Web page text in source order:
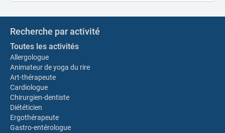
Recherche par activité
Toutes les activités
Allergologue
Animateur de yoga du rire
Art-thérapeute
Cardiologue
Chirurgien-dentiste
Diététicien
Ergothérapeute
Gastro-entérologue